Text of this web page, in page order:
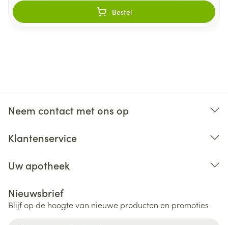
Bestel
Neem contact met ons op
Klantenservice
Uw apotheek
Nieuwsbrief
Blijf op de hoogte van nieuwe producten en promoties